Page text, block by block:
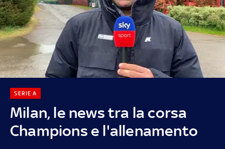
Milan, le news tra la corsa
Champions e l'allenamento
SERIE A